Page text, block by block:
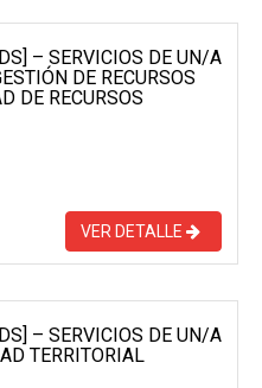
– SERVICIOS DE UN/A
DE RECURSOS
DE RECURSOS
VER DETALLE
– SERVICIOS DE UN/A
TERRITORIAL